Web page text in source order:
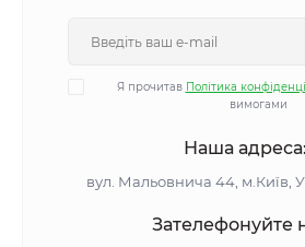
Я прочитав Політика
вимогами
Наша адреса:
вул. Мальовнича 44, м.Київ,
Зателефонуйте